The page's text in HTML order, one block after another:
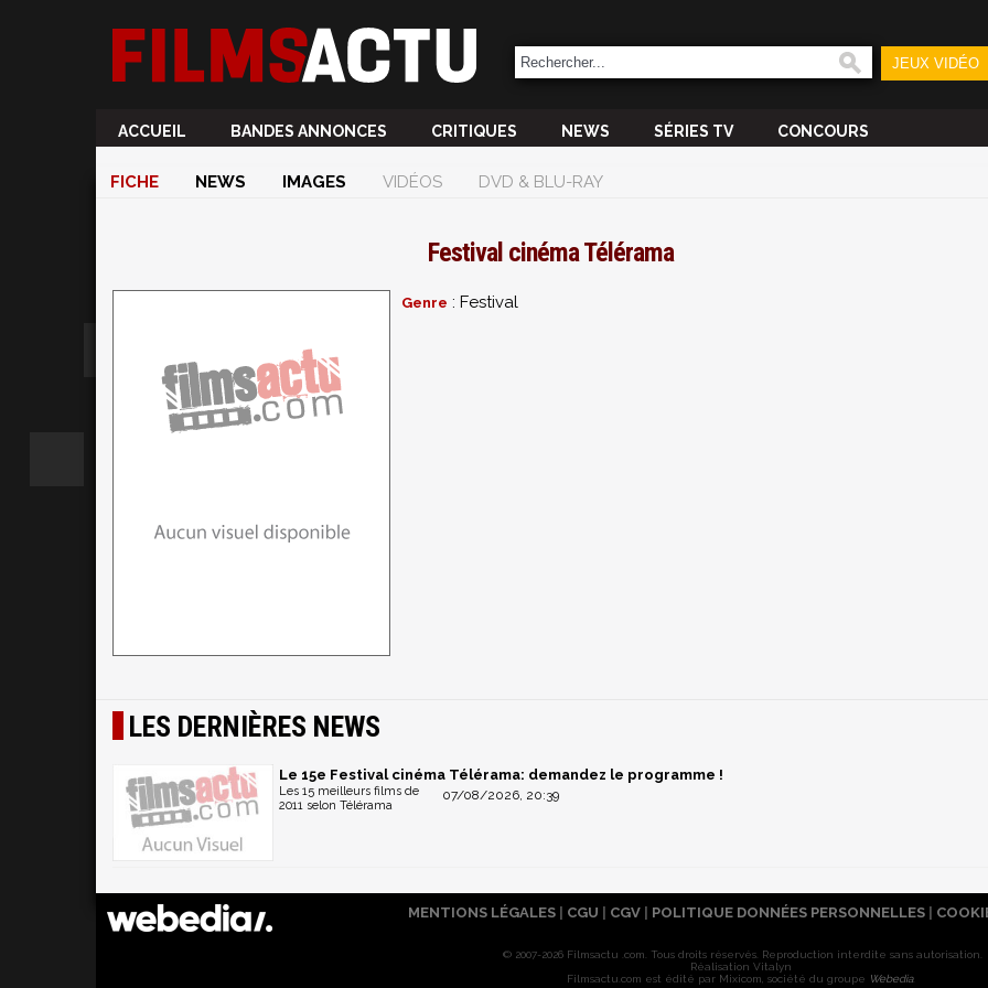
JEUX VIDÉO
ACCUEIL BANDES ANNONCES CRITIQUES NEWS SÉRIES TV CONCOURS
FICHE NEWS IMAGES VIDÉOS DVD & BLU-RAY
Festival cinéma Télérama
Genre : Festival
LES DERNIÈRES NEWS
Le 15e Festival cinéma Télérama: demandez le programme !
07/08/2026, 20:39
Les 15 meilleurs films de
2011 selon Télérama
MENTIONS LÉGALES | CGU | CGV | POLITIQUE DONNÉES PERSONNELLES |
© 2007-2026 Filmsactu .com. Tous droits réservés. Reproduction interdite sans autorisation.
Réalisation Vitalyn
Filmsactu .com est édité par Mixicom, société du groupe Webedia.